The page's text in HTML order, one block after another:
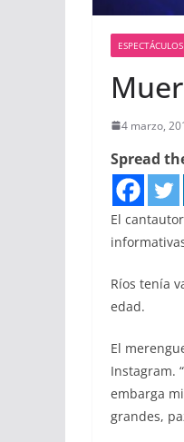
ESPECTÁCULOS
4 marzo,
Spread
El
Ríos tenía
edad.
El
Instagram.
embarga
grandes,